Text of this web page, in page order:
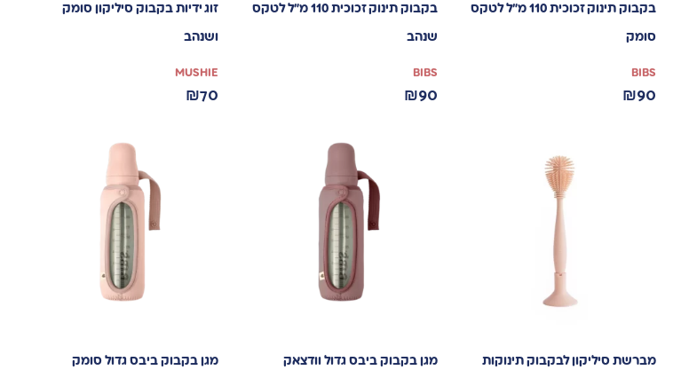
בקבוק תינוק זכוכית 110 מ”ל לטקס
סומק
BIBS
₪90
בקבוק תינוק זכוכית 110 מ”ל לטקס
שנהב
BIBS
₪90
זוג ידיות בקבוק סיליקון סומק
ושנהב
MUSHIE
₪70
מברשת סיליקון לבקבוק תינוקות מגן בקבוק ביבס גדול וודצאק מגן בקבוק ביבס גדול סומק